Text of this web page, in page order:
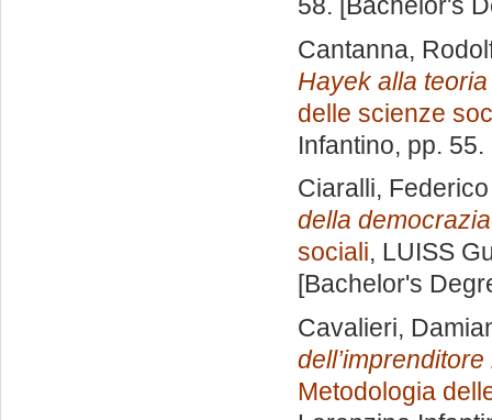
58. [Bachelor's
Cantanna,
Hayek alla
delle scienze
Infantino, pp.
Ciaralli, Federico
della
sociali, LUISS
[Bachelor's
Cavalieri,
Metodologia